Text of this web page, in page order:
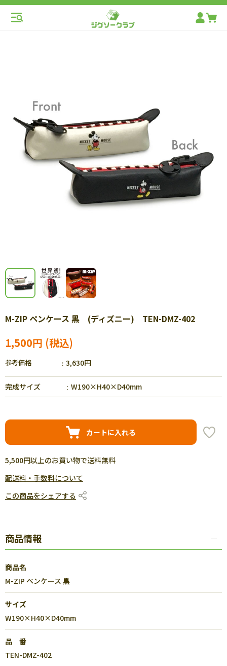
M-ZIP ペンケース 黒 (ディズニー) TEN-DMZ-402
1,500円
参考価格 3,630円
完成サイズ W190×H40×D40mm
カートに入れる
5,500円以上のお買い物で送料無料
配送料・手数料について
この商品をシェアする
商品情報
商品名
M-ZIP ペンケース 黒
サイズ
W190×H40×D40mm
品 番
TEN-DMZ-402